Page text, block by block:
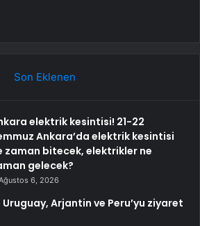
Son Eklenen
elektrik kesintisi! 21-22
Ankara’da elektrik kesintisi
zaman bitecek, elektrikler ne
gelecek?
6, 2026
Uruguay, Arjantin ve Peru’yu ziyaret